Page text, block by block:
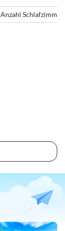
Anzahl Schlafzimmer